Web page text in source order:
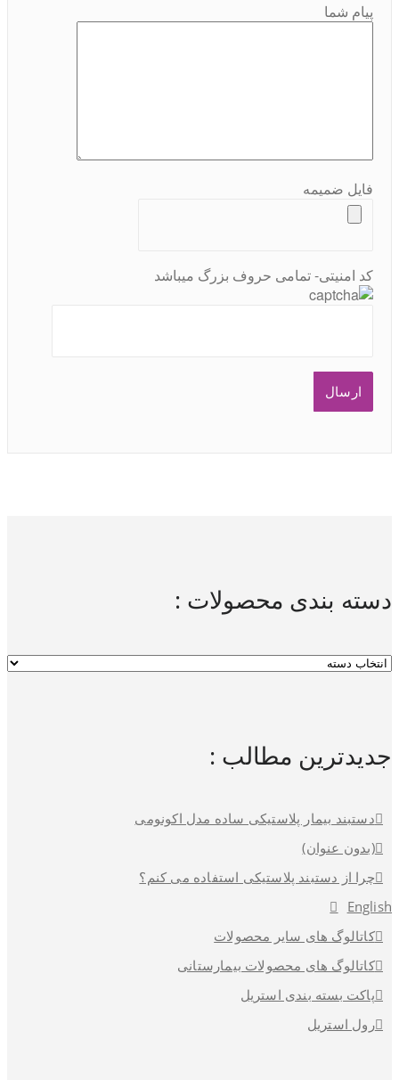
پیام شما
فایل ضمیمه
کد امنیتی- تمامی حروف بزرگ میباشد
دسته بندی محصولات :
جدیدترین مطالب :
دستبند بیمار پلاستیکی ساده مدل اکونومی
(بدون عنوان)
چرا از دستبند پلاستیکی استفاده می کنم؟
English
کاتالوگ های سایر محصولات
کاتالوگ های محصولات بیمارستانی
پاکت بسته بندی استریل
رول استریل